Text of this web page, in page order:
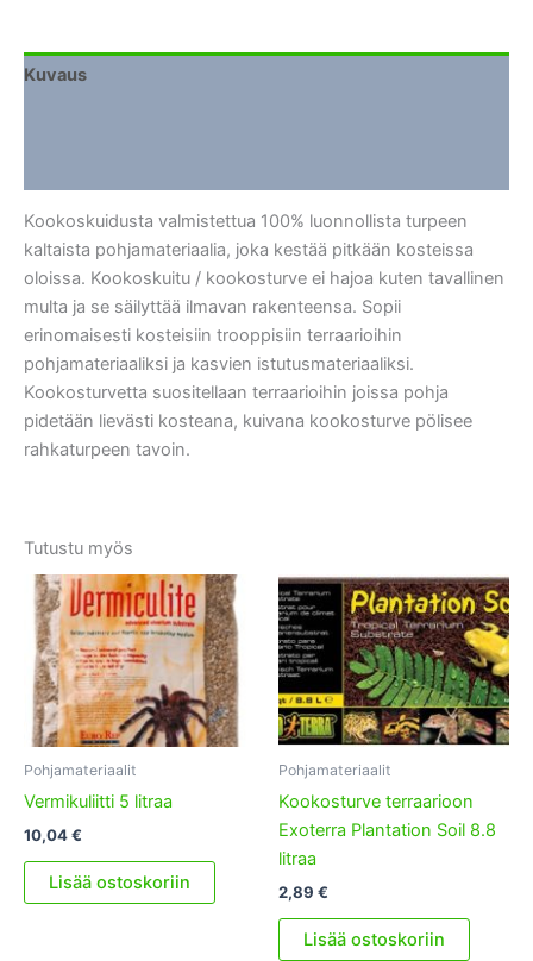
litraa
Kuvaus
Kookoskuidusta valmistettua 100% luonnollista turpeen
kaltaista pohjamateriaalia, joka kestää pitkään kosteissa
oloissa. Kookoskuitu / kookosturve ei hajoa kuten tavallinen
multa ja se säilyttää ilmavan rakenteensa. Sopii
erinomaisesti kosteisiin trooppisiin terraarioihin
pohjamateriaaliksi ja kasvien istutusmateriaaliksi.
Kookosturvetta suositellaan terraarioihin joissa pohja
pidetään lievästi kosteana, kuivana kookosturve pölisee
rahkaturpeen tavoin.
Tutustu myös
Pohjamateriaalit
Vermikuliitti 5 litraa
10,04€
Lisää ostoskoriin
Pohjamateriaalit
Kookosturve terraarioon
Exoterra Plantation Soil 8.8
litraa
2,89 €
Lisää ostoskoriin